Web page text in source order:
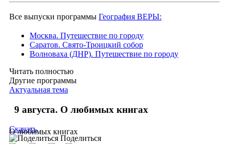
Все выпуски программы География ВЕРЫ:
Москва. Путешествие по городу
Саратов. Свято-Троицкий собор
Волноваха (ДНР). Путешествие по городу
Читать полностью
Другие программы
Актуальная тема
9 августа. О любимых книгах
О любимых книгах
Скачать
Поделиться